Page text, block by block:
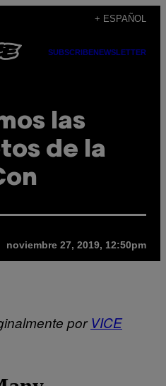
+ ESPAÑOL
SUBSCRIBENEWSLETTER
las
de la
noviembre 27, 2019, 12:50pm
porVICE